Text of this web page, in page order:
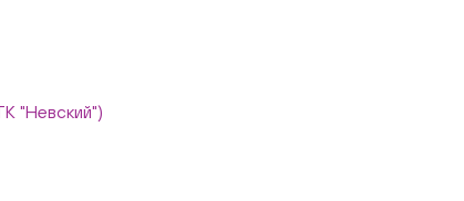
"Невский")